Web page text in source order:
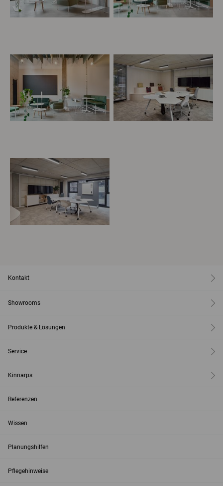
Kontakt
Showrooms
Produkte & Lösungen
Service
Kinnarps
Referenzen
Wissen
Planungshilfen
Pflegehinweise